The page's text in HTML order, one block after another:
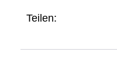
Teilen: